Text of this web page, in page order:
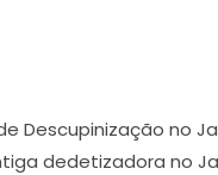
Descupinização no
dedetizadora no